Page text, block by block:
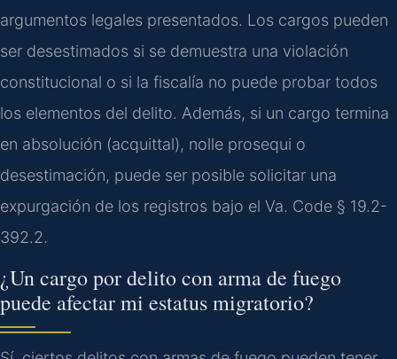
argumentos legales presentados. Los cargos pueden
ser desestimados si se demuestra una violación
constitucional o si la fiscalía no puede probar todos
los elementos del delito. Además, si un cargo termina
en absolución (acquittal), nolle prosequi o
desestimación, puede ser posible solicitar una
expurgación de los registros bajo el Va. Code § 19.2-
392.2.
¿Un cargo por delito con arma de fuego
puede afectar mi estatus migratorio?